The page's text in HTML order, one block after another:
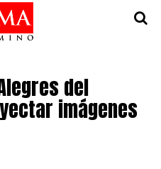
del
imágenes